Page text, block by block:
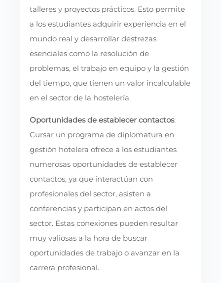
talleres y proyectos prácticos. Esto permite
a los estudiantes adquirir experiencia en el
mundo real y desarrollar destrezas
esenciales como la resolución de
problemas, el trabajo en equipo y la gestión
del tiempo, que tienen un valor incalculable
en el sector de la hostelería.
Oportunidades de establecer contactos:
Cursar un programa de diplomatura en
gestión hotelera ofrece a los estudiantes
numerosas oportunidades de establecer
contactos, ya que interactúan con
profesionales del sector, asisten a
conferencias y participan en actos del
sector. Estas conexiones pueden resultar
muy valiosas a la hora de buscar
oportunidades de trabajo o avanzar en la
carrera profesional.